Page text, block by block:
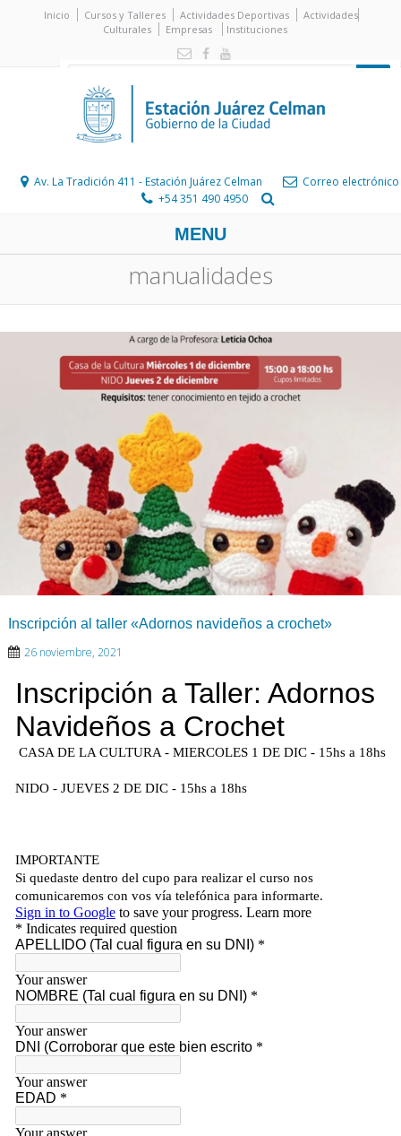
Inicio Cursos y Talleres Actividades Deportivas
Actividades
Culturales
Empresas Instituciones
Av. La Tradición 411 - Estación Juárez Celman
Correo electrónico
+54 351 490 4950
MENU
manualidades
Inscripción al taller «Adornos navideños a crochet»
26 noviembre, 2021